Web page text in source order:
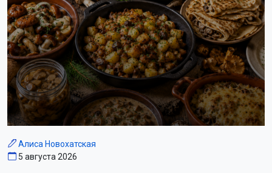
Алиса Новохатская
5 августа 2026